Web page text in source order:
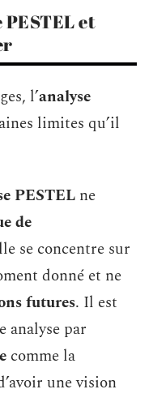
et
l’analyse
limites qu’il
PESTEL ne
de
se concentre sur
donné et ne
futures. Il est
analyse par
comme la
une vision